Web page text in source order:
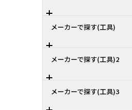
メーカーで探す(工具)
メーカーで探す(工具)2
メーカーで探す(工具)3